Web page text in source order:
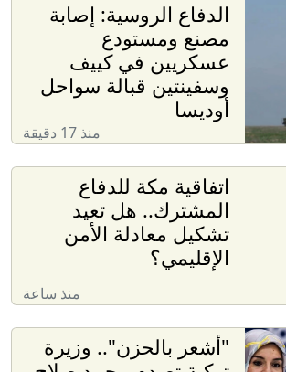
الدفاع الروسية: إصابة
مصنع ومستودع
عسكريين في كييف
وسفينتين قبالة سواحل
أوديسا
منذ 17 دقيقة
اتفاقية مكة للدفاع
المشترك.. هل تعيد
تشكيل معادلة الأمن
الإقليمي؟
منذ ساعة
"أشعر بالحزن".. وزيرة